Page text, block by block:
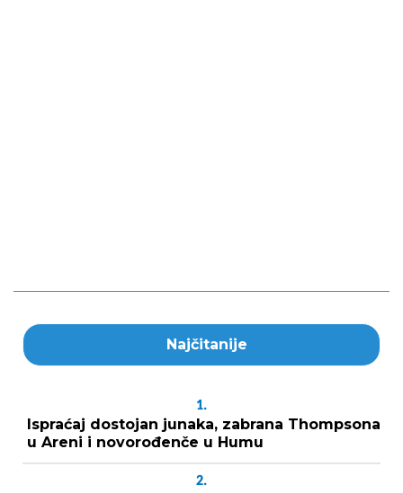
Najčitanije
1.
Ispraćaj dostojan junaka, zabrana Thompsona
u Areni i novorođenče u Humu
2.